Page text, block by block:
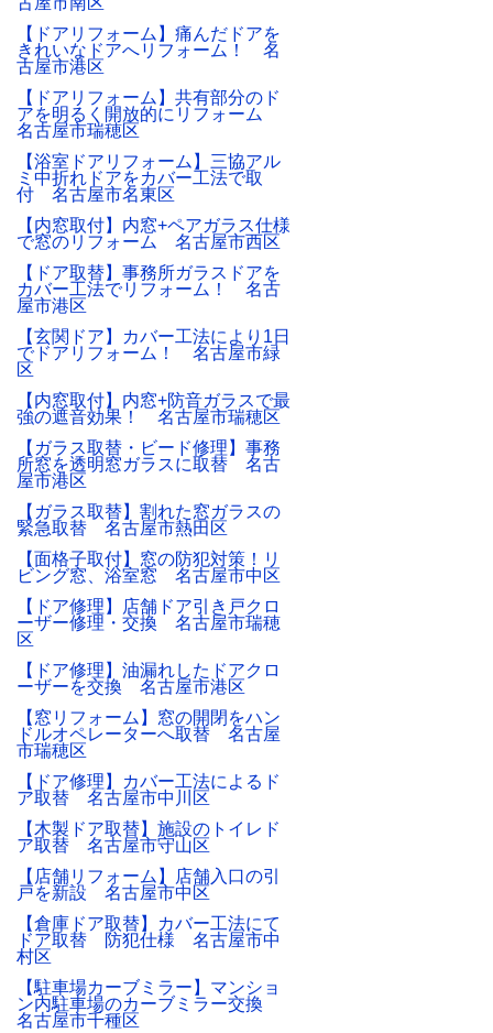
【ドアリフォーム】痛んだドアを
きれいなドアへリフォーム！ 名
古屋市港区
【ドアリフォーム】共有部分のド
アを明るく開放的にリフォーム
名古屋市瑞穂区
【浴室ドアリフォーム】三協アル
ミ中折れドアをカバー工法で取
付 名古屋市名東区
【内窓取付】内窓+ペアガラス仕様
で窓のリフォーム 名古屋市西区
【ドア取替】事務所ガラスドアを
カバー工法でリフォーム！ 名古
屋市港区
【玄関ドア】カバー工法により1日
でドアリフォーム！ 名古屋市緑
区
【内窓取付】内窓+防音ガラスで最
強の遮音効果！ 名古屋市瑞穂区
【ガラス取替・ビード修理】事務
所窓を透明窓ガラスに取替 名古
屋市港区
【ガラス取替】割れた窓ガラスの
緊急取替 名古屋市熱田区
【面格子取付】窓の防犯対策！リ
ビング窓、浴室窓 名古屋市中区
【ドア修理】店舗ドア引き戸クロ
ーザー修理・交換 名古屋市瑞穂
区
【ドア修理】油漏れしたドアクロ
ーザーを交換 名古屋市港区
【窓リフォーム】窓の開閉をハン
ドルオペレーターへ取替 名古屋
市瑞穂区
【ドア修理】カバー工法によるド
ア取替 名古屋市中川区
【木製ドア取替】施設のトイレド
ア取替 名古屋市守山区
【店舗リフォーム】店舗入口の引
戸を新設 名古屋市中区
【倉庫ドア取替】カバー工法にて
ドア取替 防犯仕様 名古屋市中
村区
【駐車場カーブミラー】マンショ
ン内駐車場のカーブミラー交換
名古屋市千種区